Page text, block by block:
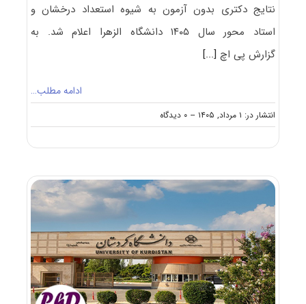
نتایج دکتری بدون آزمون به شیوه استعداد درخشان و
استاد محور سال ۱۴۰۵ دانشگاه الزهرا اعلام شد. به
گزارش پی اچ[...]
ادامه مطلب…
انتشار در: ۱ مرداد, ۱۴۰۵ -- ۰ دیدگاه
on
اعلام
کنکور
دانشگاه
الزهرا